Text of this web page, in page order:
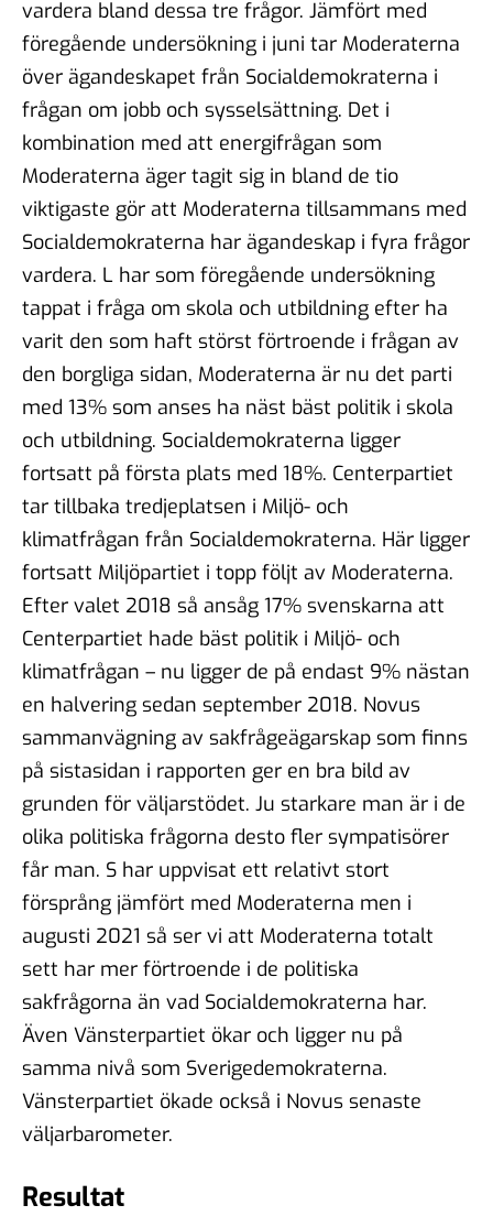
vardera bland dessa tre frågor. Jämfört med
föregående undersökning i juni tar Moderaterna
över ägandeskapet från Socialdemokraterna i
frågan om jobb och sysselsättning. Det i
kombination med att energifrågan som
Moderaterna äger tagit sig in bland de tio
viktigaste gör att Moderaterna tillsammans med
Socialdemokraterna har ägandeskap i fyra frågor
vardera. L har som föregående undersökning
tappat i fråga om skola och utbildning efter ha
varit den som haft störst förtroende i frågan av
den borgliga sidan, Moderaterna är nu det parti
med 13% som anses ha näst bäst politik i skola
och utbildning. Socialdemokraterna ligger
fortsatt på första plats med 18%. Centerpartiet
tar tillbaka tredjeplatsen i Miljö- och
klimatfrågan från Socialdemokraterna. Här ligger
fortsatt Miljöpartiet i topp följt av Moderaterna.
Efter valet 2018 så ansåg 17% svenskarna att
Centerpartiet hade bäst politik i Miljö- och
klimatfrågan – nu ligger de på endast 9% nästan
en halvering sedan september 2018. Novus
sammanvägning av sakfrågeägarskap som finns
på sistasidan i rapporten ger en bra bild av
grunden för väljarstödet. Ju starkare man är i de
olika politiska frågorna desto fler sympatisörer
får man. S har uppvisat ett relativt stort
försprång jämfört med Moderaterna men i
augusti 2021 så ser vi att Moderaterna totalt
sett har mer förtroende i de politiska
sakfrågorna än vad Socialdemokraterna har.
Även Vänsterpartiet ökar och ligger nu på
samma nivå som Sverigedemokraterna.
Vänsterpartiet ökade också i Novus senaste
väljarbarometer.
Resultat